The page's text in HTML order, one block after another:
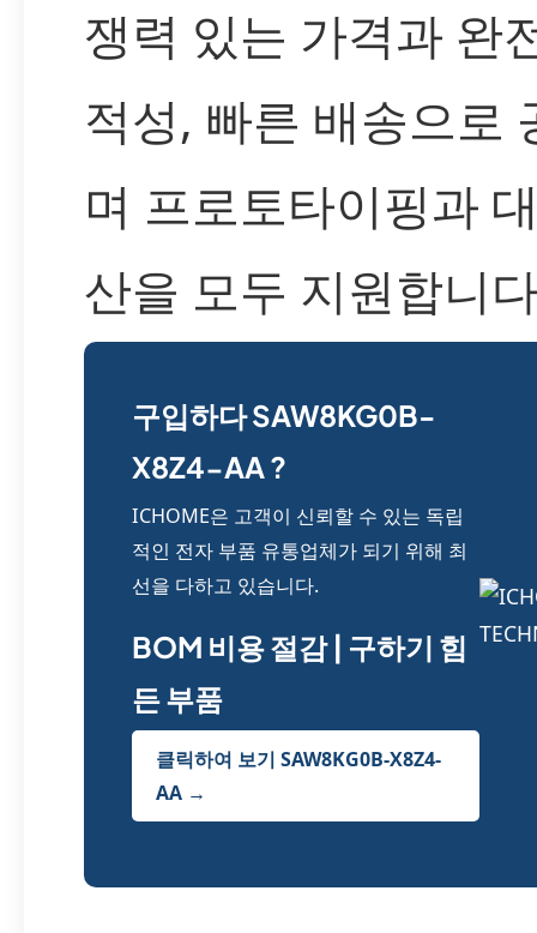
쟁력 있는 가격과 완
적성, 빠른 배송으로
며 프로토타이핑과
산을 모두 지원합니
구입하다 SAW8KG0B-
X8Z4-AA ?
ICHOME은 고객이 신뢰할 수 있는 독립
적인 전자 부품 유통업체가 되기 위해 최
선을 다하고 있습니다.
BOM 비용 절감 | 구하기 힘
든 부품
클릭하여 보기 SAW8KG0B-X8Z4-
AA →